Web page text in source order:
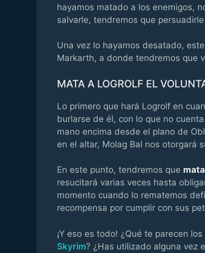
hayamos matado a los enemigos,
salvarle, tendremos que
Una vez lo hayamos desatado,
Markarth, a donde tendremos que
MATA A LOGROLF EL
Lo primero que hará Logrolf en
burlarse de él, con lo que no
mano encima desde el plano de
en el altar, Molag Bal nos otorgará
En este punto, tendremos que
resucitará varias veces hasta
momento cuando lo rematemos
recompensa por cumplir con sus
¡Y eso es todo! ¿Qué te parecen
Skyrim? ¿Has utilizado alguna vez